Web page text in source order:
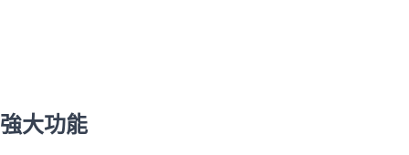
強大功能